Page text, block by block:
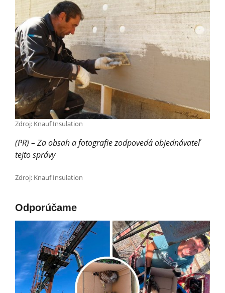
Zdroj: Knauf Insulation
(PR) – Za obsah a fotografie zodpovedá objednávateľ
tejto správy
Zdroj: Knauf Insulation
Odporúčame